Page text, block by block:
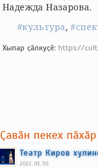
Надежда Назарова.
#культура,
Хыпар ҫӑлкуҫӗ: https://
Ҫавӑн пекех пӑхӑр
Театр Киров
2022, 03, 30